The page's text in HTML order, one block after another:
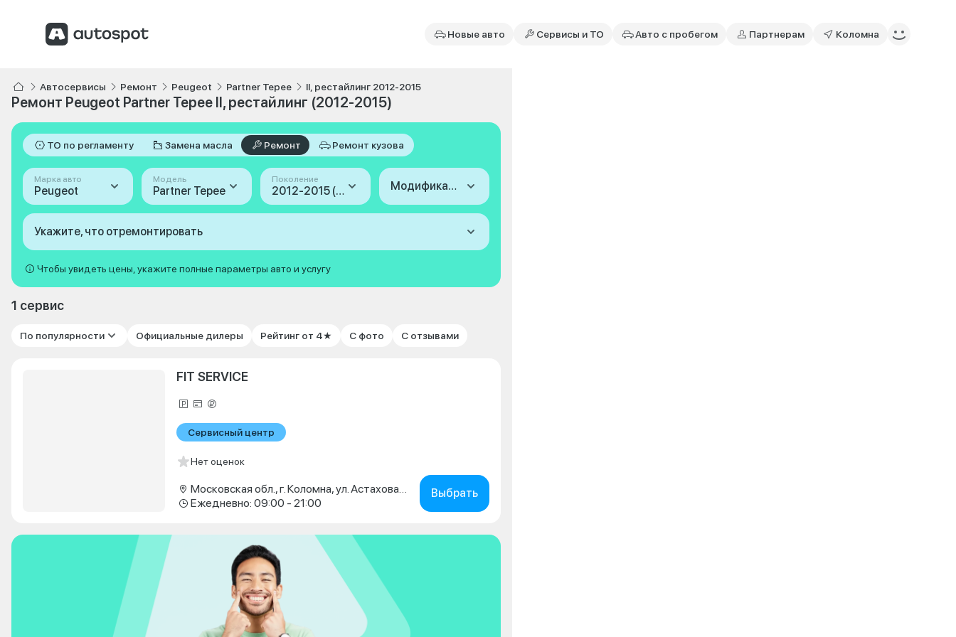
Новые авто Сервисы и ТО Авто с пробегом Партнерам Коломна
Автосервисы Ремонт Peugeot Partner Tepee II, рестайлинг 2012-2015
Ремонт Peugeot Partner Tepee II, рестайлинг (2012-2015)
ТО по регламенту Замена масла Ремонт Ремонт кузова
Марка авто
Peugeot
Модель
Partner Tepee
Поколение
2012-2015 (II, рестайлинг) Модификация
Укажите, что отремонтировать
Чтобы увидеть цены, укажите полные параметры авто и услугу
1 сервис
По популярности Официальные дилеры Рейтинг от 4★ С фото С отзывами
FIT SERVICE
Сервисный центр
Нет оценок
Ежедневно: 09:00 - 21:00
Выбрать